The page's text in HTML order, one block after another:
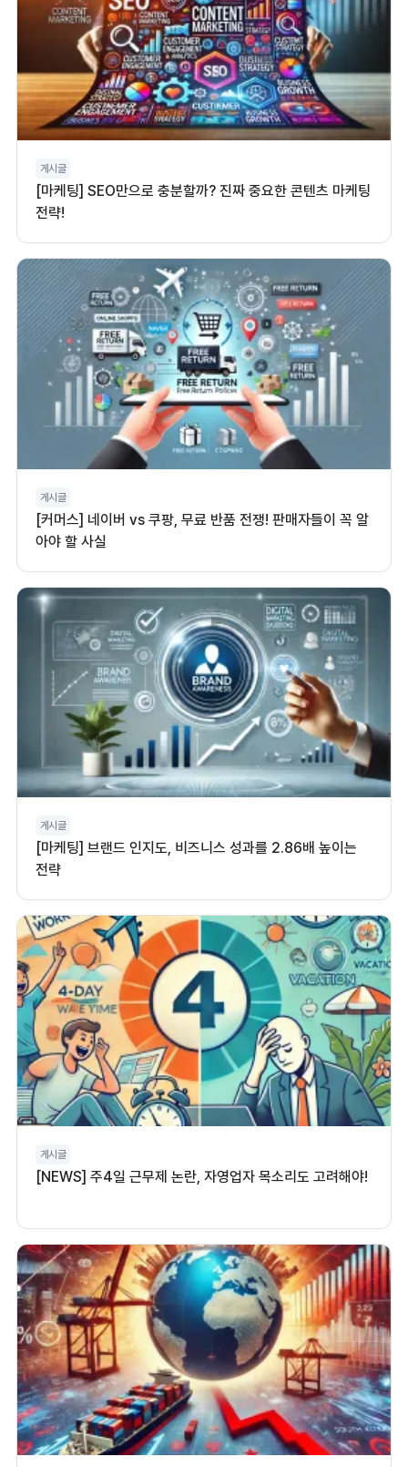
게시글
[마케팅] SEO만으로 충분할까? 진짜 중요한 콘텐츠 마케팅
전략!
게시글
[커머스] 네이버 vs 쿠팡, 무료 반품 전쟁! 판매자들이 꼭 알
아야 할 사실
게시글
[마케팅] 브랜드 인지도, 비즈니스 성과를 2.86배 높이는
전략
게시글
[NEWS] 주4일 근무제 논란, 자영업자 목소리도 고려해야!